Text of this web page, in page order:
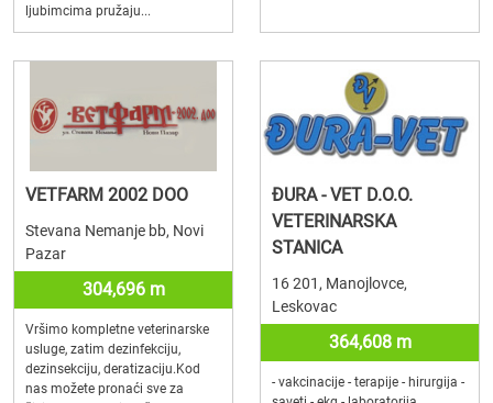
ljubimcima pružaju...
VETFARM 2002 DOO
Stevana Nemanje bb, Novi
Pazar
304,696 m
Vršimo kompletne veterinarske
usluge, zatim dezinfekciju,
dezinsekciju, deratizaciju.Kod
nas možete pronaći sve za
ĐURA - VET D.O.O.
VETERINARSKA
STANICA
16 201, Manojlovce,
Leskovac
364,608 m
- vakcinacije - terapije - hirurgija -